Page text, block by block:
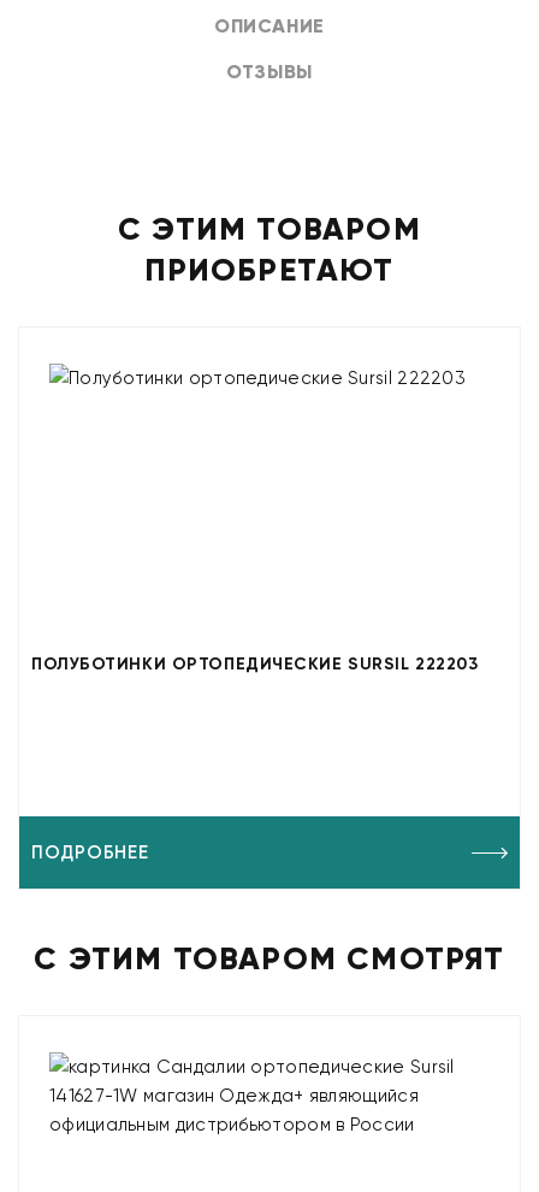
ОПИСАНИЕ
ОТЗЫВЫ
С ЭТИМ ТОВАРОМ
ПРИОБРЕТАЮТ
ПОЛУБОТИНКИ ОРТОПЕДИЧЕСКИЕ SURSIL 222203
ПОДРОБНЕЕ
С ЭТИМ ТОВАРОМ СМОТРЯТ